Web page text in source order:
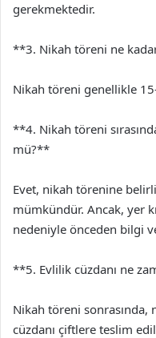
gerekmektedir.
**3. Nikah töreni ne
Nikah töreni genellikle
**4. Nikah töreni
mü?**
Evet, nikah törenine
mümkündür. Ancak, yer
nedeniyle önceden bilgi
**5. Evlilik cüzdanı ne
Nikah töreni
cüzdanı çiftlere teslim